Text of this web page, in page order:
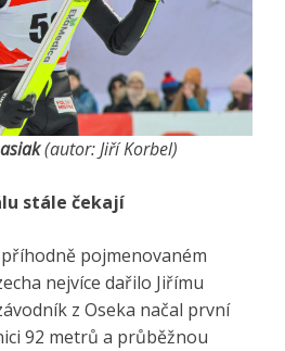
(autor: Jiří Korbel)
stále čekají
pojmenovaném
nejvíce dařilo Jiřímu
z Oseka načal první
92 metrů a průběžnou